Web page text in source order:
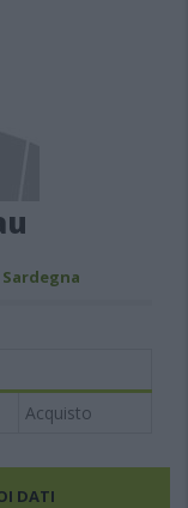
Acquisto
DATI